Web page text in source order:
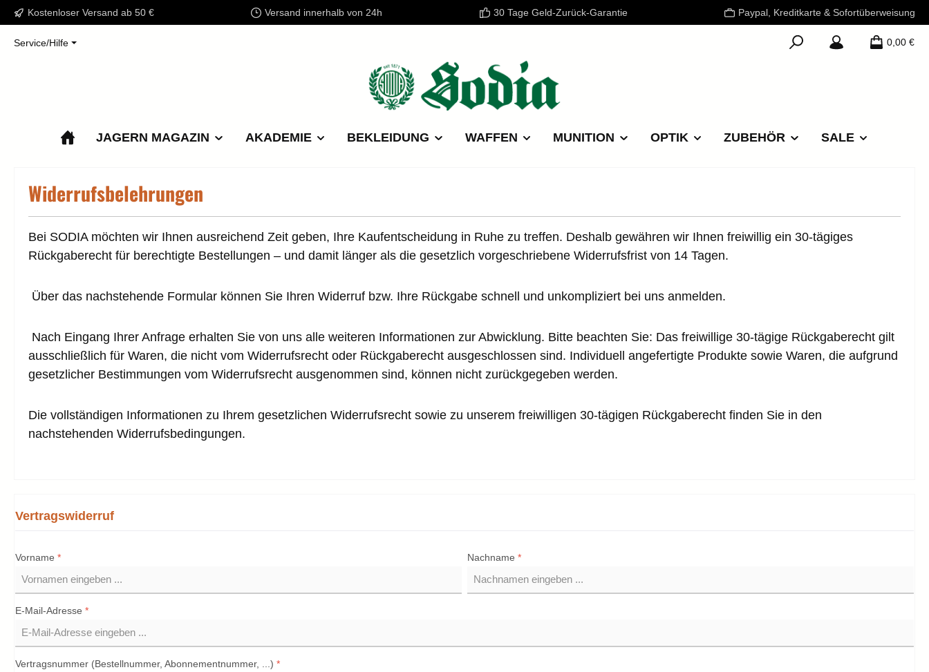
Hauptinhalt springen
Zur Suche springen
Zur Hauptnavigation springen
Kostenloser Versand ab 50 € Versand innerhalb von 24h 30 Tage Geld-Zurück-Garantie Paypal, Kreditkarte & Sofortüberweisung
Service/Hilfe 0,00 €
JAGERN MAGAZIN AKADEMIE BEKLEIDUNG WAFFEN MUNITION OPTIK ZUBEHÖR SALE
Widerrufsbelehrungen
Bei SODIA möchten wir Ihnen ausreichend Zeit geben, Ihre Kaufentscheidung in Ruhe zu treffen. Deshalb gewähren wir Ihnen freiwillig ein 30-tägiges
Rückgaberecht für berechtigte Bestellungen – und damit länger als die gesetzlich vorgeschriebene Widerrufsfrist von 14 Tagen.
Über das nachstehende Formular können Sie Ihren Widerruf bzw. Ihre Rückgabe schnell und unkompliziert bei uns anmelden.
Nach Eingang Ihrer Anfrage erhalten Sie von uns alle weiteren Informationen zur Abwicklung. Bitte beachten Sie: Das freiwillige 30-tägige Rückgaberecht gilt
ausschließlich für Waren, die nicht vom Widerrufsrecht oder Rückgaberecht ausgeschlossen sind. Individuell angefertigte Produkte sowie Waren, die aufgrund
gesetzlicher Bestimmungen vom Widerrufsrecht ausgenommen sind, können nicht zurückgegeben werden.
Die vollständigen Informationen zu Ihrem gesetzlichen Widerrufsrecht sowie zu unserem freiwilligen 30-tägigen Rückgaberecht finden Sie in den
nachstehenden Widerrufsbedingungen.
Vertragswiderruf
Vorname * Nachname *
E-Mail-Adresse *
Vertragsnummer (Bestellnummer, Abonnementnummer, ...) *